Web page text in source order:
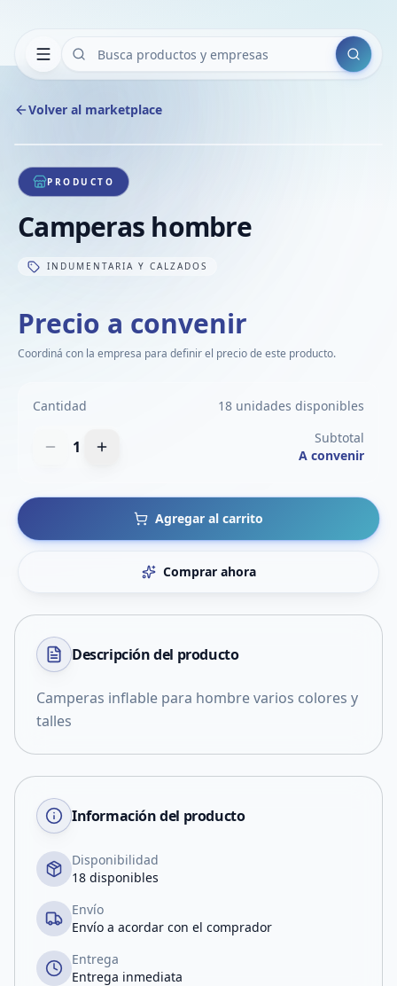
Buscar
Volver al marketplace
1/1
PRODUCTO
Camperas hombre
INDUMENTARIA Y CALZADOS
Precio a convenir
Coordiná con la empresa para definir el precio de este producto.
Cantidad 18 unidades disponibles
1
Subtotal
A convenir
Agregar al carrito
Comprar ahora
Descripción del producto
Camperas inflable para hombre varios colores y
talles
Información del producto
Disponibilidad
18 disponibles
Envío
Envío a acordar con el comprador
Entrega
Entrega inmediata